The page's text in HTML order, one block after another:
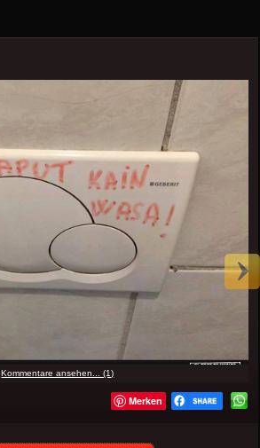
Kommentare ansehen... (1)
Merken